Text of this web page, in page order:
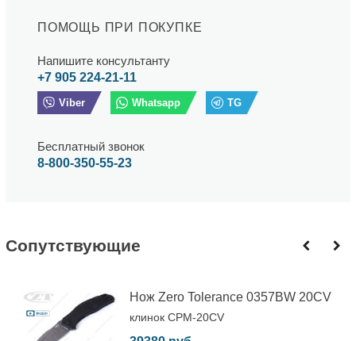
ПОМОЩЬ ПРИ ПОКУПКЕ
Напишите консультанту
+7 905 224-21-11
Viber Whatsapp TG
Бесплатный звонок
8-800-350-55-23
Cопутствующие
Нож Zero Tolerance 0357BW 20CV
клинок CPM-20CV